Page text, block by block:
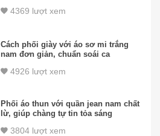
4369 lượt xem
Cách phối giày với áo sơ mi trắng
nam đơn giản, chuẩn soái ca
4926 lượt xem
Phối áo thun với quần jean nam chất
lừ, giúp chàng tự tin tỏa sáng
3804 lượt xem